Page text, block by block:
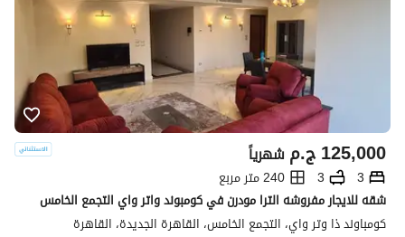
ج.م125,000 شهرياً
3
3
240 متر مربع
شقه للايجار مفروشه الترا مودرن في كومبوند واتر واي التجمع الخامس
كومباوند ذا وتر واي، التجمع الخامس، القاهرة الجديدة، القاهرة